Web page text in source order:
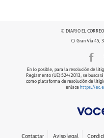
© DIARIO EL
C/ Gran Vía 45,
En lo posible, para la resolución de
Reglamento (UE) 524/2013, se
como plataforma de resolución de
enlace https://
Contactar Aviso legal